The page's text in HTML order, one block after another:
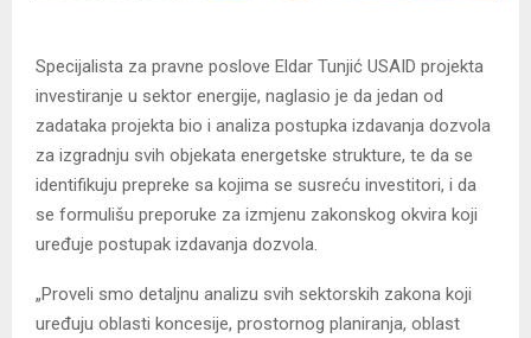
Specijalista za pravne poslove Eldar Tunjić USAID projekta
investiranje u sektor energije, naglasio je da jedan od
zadataka projekta bio i analiza postupka izdavanja dozvola
za izgradnju svih objekata energetske strukture, te da se
identifikuju prepreke sa kojima se susreću investitori, i da
se formulišu preporuke za izmjenu zakonskog okvira koji
uređuje postupak izdavanja dozvola.
„Proveli smo detaljnu analizu svih sektorskih zakona koji
uređuju oblasti koncesije, prostornog planiranja, oblast